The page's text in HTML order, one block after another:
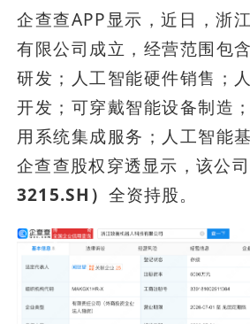
企查查APP显示，近日，浙
有限公司成立，经营范围包
研发；人工智能硬件销售；
开发；可穿戴智能设备制造
用系统集成服务；人工智能
企查查股权穿透显示，该公
3215.SH） 全资持股。